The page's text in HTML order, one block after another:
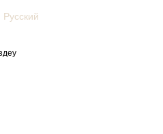
Русский